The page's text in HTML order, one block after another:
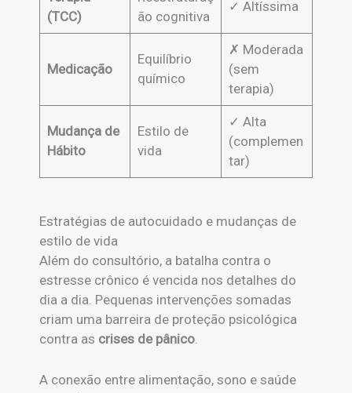
(TCC)
ão cognitiva
✓ Altíssima
Medicação
Equilíbrio
químico
✗ Moderada
(sem
terapia)
Mudança de
Hábito
Estilo de
vida
✓ Alta
(complemen
tar)
Estratégias de autocuidado e mudanças de
estilo de vida
Além do consultório, a batalha contra o
estresse crônico é vencida nos detalhes do
dia a dia. Pequenas intervenções somadas
criam uma barreira de proteção psicológica
contra as crises de pânico
A conexão entre alimentação, sono e saúde